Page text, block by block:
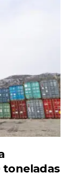
toneladas